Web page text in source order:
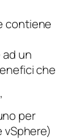
contiene
ad un
che
per
vSphere)